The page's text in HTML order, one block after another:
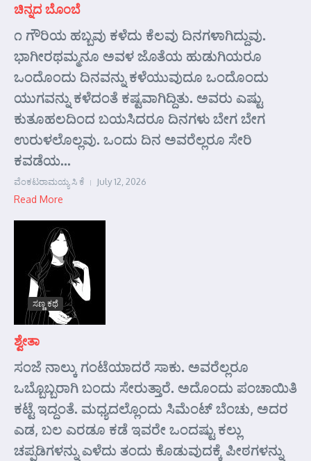
ಚಿನ್ನದ ಬೊಂಬೆ
೧ ಗೌರಿಯ ಹಬ್ಬವು ಕಳೆದು ಕೆಲವು ದಿನಗಳಾಗಿದ್ದುವು.
ಭಾಗೀರಥಮ್ಮನೂ ಅವಳ ಜೊತೆಯ ಹುಡುಗಿಯರೂ
ಒಂದೊಂದು ದಿನವನ್ನು ಕಳೆಯುವುದೂ ಒಂದೊಂದು
ಯುಗವನ್ನು ಕಳೆದಂತೆ ಕಷ್ಟವಾಗಿದ್ದಿತು. ಅವರು ಎಷ್ಟು
ಕುತೂಹಲದಿಂದ ಬಯಸಿದರೂ ದಿನಗಳು ಬೇಗ ಬೇಗ
ಉರುಳಲೊಲ್ಲವು. ಒಂದು ದಿನ ಅವರೆಲ್ಲರೂ ಸೇರಿ
ಕವಡೆಯ...
ವೆಂಕಟರಾಮಯ್ಯ ಸಿ ಕೆ July 12, 2026
Read More
ಸಣ್ಣ ಕಥೆ
ಶ್ವೇತಾ
ಸಂಜೆ ನಾಲ್ಕು ಗಂಟೆಯಾದರೆ ಸಾಕು. ಅವರೆಲ್ಲರೂ
ಒಬ್ಬೊಬ್ಬರಾಗಿ ಬಂದು ಸೇರುತ್ತಾರೆ. ಅದೊಂದು ಪಂಚಾಯಿತಿ
ಕಟ್ಟೆ ಇದ್ದಂತೆ. ಮಧ್ಯದಲ್ಲೊಂದು ಸಿಮೆಂಟ್ ಬೆಂಚು, ಅದರ
ಎಡ, ಬಲ ಎರಡೂ ಕಡೆ ಇವರೇ ಒಂದಷ್ಟು ಕಲ್ಲು
ಚಪ್ಪಡಿಗಳನ್ನು ಎಳೆದು ತಂದು ಕೊಡುವುದಕ್ಕೆ ಪೀಠಗಳನ್ನು